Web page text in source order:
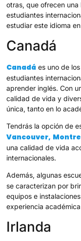
otras, que ofrecen
estudiantes
estudiar este idioma
Canadá
Canadá es uno de
estudiantes
aprender inglés. Con
calidad de vida y
única, tanto en lo
Tendrás la opción de
Vancouver,
una calidad de vida
internacionales.
Además, algunas
se caracterizan por
equipos e
experiencia
Irlanda